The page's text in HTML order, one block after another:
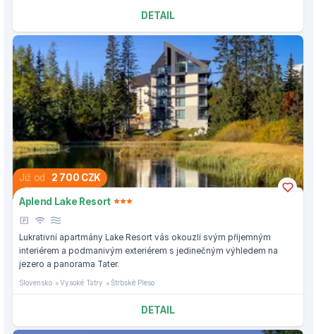
DETAIL
Již od 2 700 CZK
Aplend Lake Resort
Lukrativní apartmány Lake Resort vás okouzlí svým příjemným
interiérem a podmanivým exteriérem s jedinečným výhledem na
jezero a panorama Tater.
Slovensko Vysoké Tatry Štrbské Pleso
DETAIL